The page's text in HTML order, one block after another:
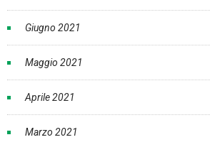
Giugno 2021
Maggio 2021
Aprile 2021
Marzo 2021